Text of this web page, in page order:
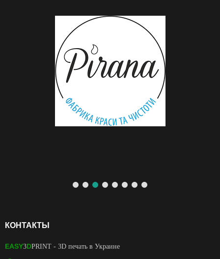
КОНТАКТЫ
EASY3DPRINT - 3D печать в Украине